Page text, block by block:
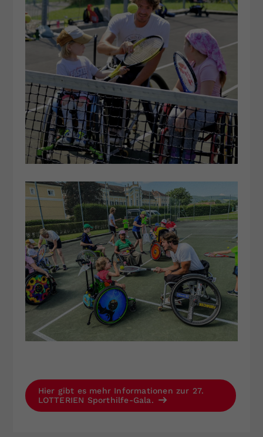
Hier gibt es mehr Informationen zur 27.
LOTTERIEN Sporthilfe-Gala.